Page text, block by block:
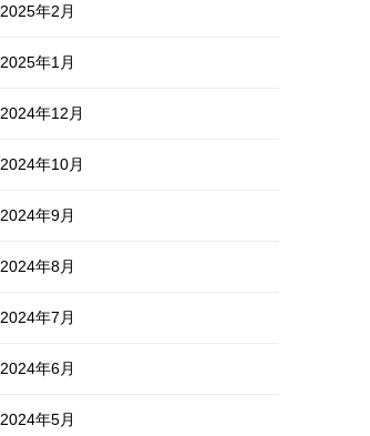
2025年2月
2025年1月
2024年12月
2024年10月
2024年9月
2024年8月
2024年7月
2024年6月
2024年5月